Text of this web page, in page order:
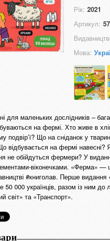
Рік: 2021
Артикул:
Мова:
для маленьких дослідників –
на фермі. Хто живе в
подвір’ї? Що на сніданок у
відбувається на фермі
не обійдуться фермери? У
віконечками. «Ферма» —
#книголав. Перше
50 000 українців, разом із ним
світ» та «Транспорт».